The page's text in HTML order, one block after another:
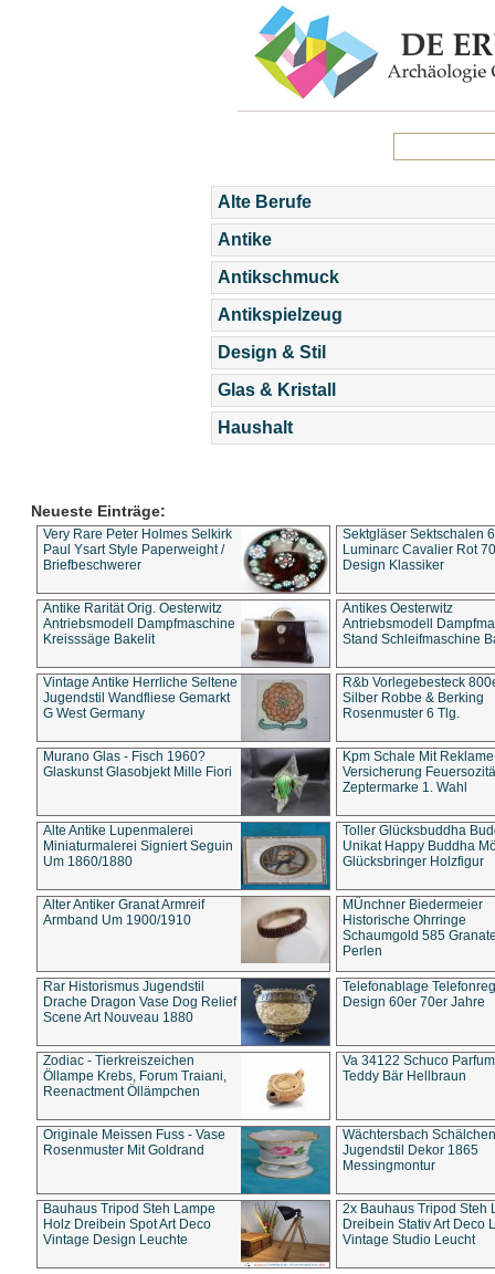
Alte Berufe
Antike
Antikschmuck
Antikspielzeug
Design & Stil
Glas & Kristall
Haushalt
Neueste Einträge:
Very Rare Peter Holmes Selkirk
Paul Ysart Style Paperweight /
Briefbeschwerer
Sektgläser Sektschalen
Luminarc Cavalier Rot
Design Klassiker
Antike Rarität Orig. Oesterwitz
Antriebsmodell Dampfmaschine
Kreisssäge Bakelit
Antikes Oesterwitz
Antriebsmodell
Stand Schleifmaschine
Vintage Antike Herrliche Seltene
Jugendstil Wandfliese Gemarkt
G West Germany
R&b Vorlegebesteck
Silber Robbe & Berking
Rosenmuster 6 Tlg.
Murano Glas - Fisch 1960?
Glaskunst Glasobjekt Mille Fiori
Kpm Schale Mit Reklame
Versicherung
Zeptermarke 1. Wahl
Alte Antike Lupenmalerei
Miniaturmalerei Signiert Seguin
Um 1860/1880
Toller Glücksbuddha
Unikat Happy Buddha
Glücksbringer Holzfigur
Alter Antiker Granat Armreif
Armband Um 1900/1910
MÜnchner Biedermeier
Historische Ohrringe
Schaumgold 585
Perlen
Rar Historismus Jugendstil
Drache Dragon Vase Dog Relief
Scene Art Nouveau 1880
Telefonablage
Design 60er 70er Jahre
Zodiac - Tierkreiszeichen
Öllampe Krebs, Forum Traiani,
Reenactment Öllämpchen
Va 34122 Schuco
Teddy Bär Hellbraun
Originale Meissen Fuss - Vase
Rosenmuster Mit Goldrand
Wächtersbach Schälchen
Jugendstil Dekor 1865
Messingmontur
Bauhaus Tripod Steh Lampe
Holz Dreibein Spot Art Deco
Vintage Design Leuchte
2x Bauhaus Tripod Steh
Dreibein Stativ Art Deco
Vintage Studio Leucht